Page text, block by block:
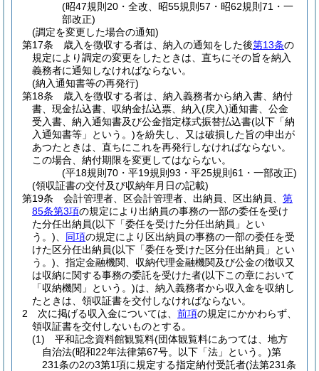
(昭47規則20・全改、昭55規則57・昭62規則71・一
部改正)
(調定を変更した場合の通知)
第17条
歳入を徴収する者は、納入の通知をした後第13条の
規定により調定の変更をしたときは、直ちにその旨を納入
義務者に通知しなければならない。
(納入通知書等の再発行)
第18条
歳入を徴収する者は、納入義務者から納入書、納付
書、現金払込書、収納金払込票、納入(戻入)通知書、公金
受入書、納入通知書及び公金指定様式振替払込書(以下「納
入通知書等」という。)を紛失し、又は破損した旨の申出が
あつたときは、直ちにこれを再発行しなければならない。
この場合、納付期限を変更してはならない。
(平18規則70・平19規則93・平25規則61・一部改正)
(領収証書の交付及び収納年月日の記載)
第19条
会計管理者、区会計管理者、出納員、区出納員、 第
85条第3項の規定により出納員の事務の一部の委任を受け
た分任出納員(以下「委任を受けた分任出納員」とい
う。)
同項の規定により区出納員の事務の一部の委任を受
けた区分任出納員(以下「委任を受けた区分任出納員」とい
う。) 、指定金融機関、収納代理金融機関及び公金の徴収又
は収納に関する事務の委託を受けた者(以下この章において
「収納機関」という。)は、納入義務者から収入金を収納し
たときは、領収証書を交付しなければならない。
2
次に掲げる収入金については、 前項の規定にかかわらず、
領収証書を交付しないものとする。
(1)
平和記念資料館観覧料(団体観覧料にあつては、地方
自治法(昭和22年法律第67号。以下「法」という。)第
231条の2の3第1項に規定する指定納付受託者(法第231条